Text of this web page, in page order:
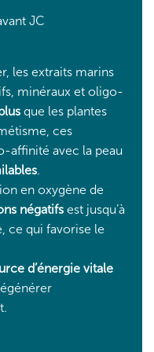
JC
les extraits marins
minéraux et oligo-
que les plantes
ces
affinité avec la peau
.
en oxygène de
négatifs est jusqu’à
ce qui favorise le
d’énergie vitale